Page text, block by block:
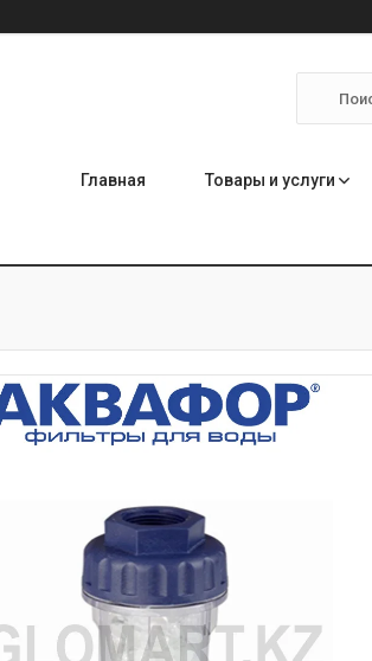
Главная Товары и услуги